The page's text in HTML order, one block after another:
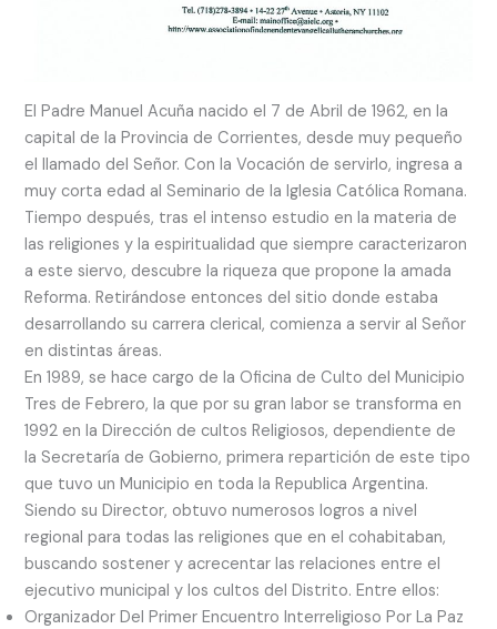
El Padre Manuel Acuña nacido el 7 de Abril de 1962, en la
capital de la Provincia de Corrientes, desde muy pequeño
el llamado del Señor. Con la Vocación de servirlo, ingresa a
muy corta edad al Seminario de la Iglesia Católica Romana.
Tiempo después, tras el intenso estudio en la materia de
las religiones y la espiritualidad que siempre caracterizaron
a este siervo, descubre la riqueza que propone la amada
Reforma. Retirándose entonces del sitio donde estaba
desarrollando su carrera clerical, comienza a servir al Señor
en distintas áreas.
En 1989, se hace cargo de la Oficina de Culto del Municipio
Tres de Febrero, la que por su gran labor se transforma en
1992 en la Dirección de cultos Religiosos, dependiente de
la Secretaría de Gobierno, primera repartición de este tipo
que tuvo un Municipio en toda la Republica Argentina.
Siendo su Director, obtuvo numerosos logros a nivel
regional para todas las religiones que en el cohabitaban,
buscando sostener y acrecentar las relaciones entre el
ejecutivo municipal y los cultos del Distrito. Entre ellos:
Organizador Del Primer Encuentro Interreligioso Por La Paz